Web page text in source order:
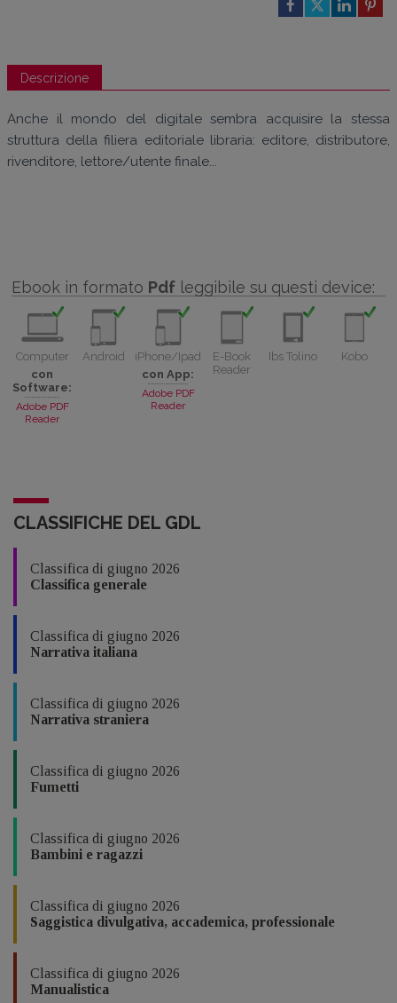
Descrizione
Anche il mondo del digitale sembra acquisire la stessa
struttura della filiera editoriale libraria: editore, distributore,
rivenditore, lettore/utente finale...
Ebook in formato Pdf leggibile su questi device:
Computer
con
Software:
Adobe PDF
Reader
Android
iPhone/Ipad
con App:
Adobe PDF
Reader
E-Book
Reader
Ibs Tolino Kobo
CLASSIFICHE DEL GDL
Classifica di giugno 2026
Classifica generale
Classifica di giugno 2026
Narrativa italiana
Classifica di giugno 2026
Narrativa straniera
Classifica di giugno 2026
Fumetti
Classifica di giugno 2026
Bambini e ragazzi
Classifica di giugno 2026
Saggistica divulgativa, accademica, professionale
Classifica di giugno 2026
Manualistica